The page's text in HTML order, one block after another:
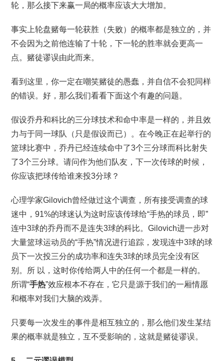
轮，那么接下来赢一局的概率应该大大增加。
事实上轮盘赌每一轮获胜（失败）的概率都是独立的，并
不会因为之前他连输了十轮，下一轮的胜率就会更高一
点。赌徒谬误由此而来。
看到这里，你一定在嘲笑赌徒的愚蠢，并自信不会犯同样
的错误。好，那么我们看看下面这个有趣的问题。
假设乔丹和科比的三分球技术和命中率是一样的，并且效
力与于同一球队（只是假设而已）。在今晚正在起举行的
篮球比赛中，乔丹已经连续命中了3个三分球而科比射失
了3个三分球。请问作为他们队友，下一次传球的时候，
你应该把球传给谁来投3分球？
心理学家Gilovich曾经做过这个调查，所有接受调查的球
迷中，91%的球迷认为这时应该传球给“手热的球员，即”
连中3球的乔丹而不是连失3球的科比。Gilovich进一步对
大量篮球运动员的“手热”情况进行追踪，发现连中3球的球
员下一次投三分的成功率和连失3球的球员完全没有区
别。所 以，这时你传给两人中的任何一个都是一样的。
所谓“手热”效应根本不存在，它只是源于我们的一厢情愿
和概率对我们大脑的戏弄。
只要每一次发生的事件是相互独立的，那么他们发生某结
果的概率就是独立，互不受影响的，这就是赌徒谬误。